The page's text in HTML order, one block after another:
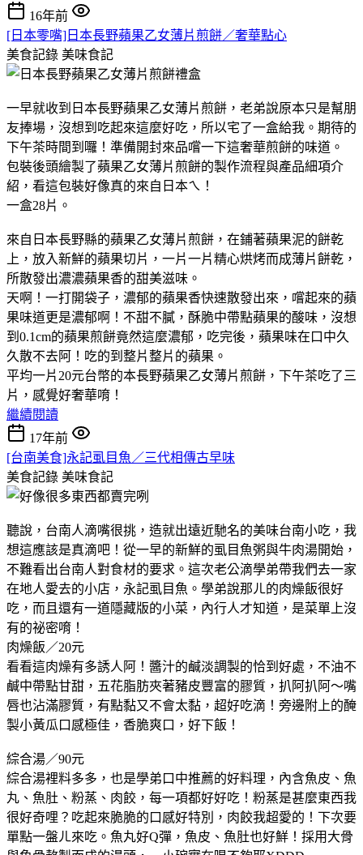
16年前
[日本零嘴]日本長野蘋果乙女薄片煎餅／奢華點心
美食記錄 美味食記
一早就收到日本長野蘋果乙女薄片煎餅，老弟說原本只是幫朋
友捧場，沒想到吃起來這麼好吃，所以宅了一盒給我。期待的
下午茶時間到囉！準備開封來品嚐一下這奢華煎餅的味道。
包裝後頭繪製了蘋果乙女薄片煎餅的製作流程與產品細項介
紹，看這包裝好像真的來自日本ㄟ！
一盒28片。
來自日本長野縣的蘋果乙女薄片煎餅，在鋪著蘋果泥的餅乾
上，放入新鮮的蘋果切片，一片一片精心烘烤而成薄片餅乾，
所散發出濃濃蘋果香的甜美滋味。
天啊！一打開袋子，濃郁的蘋果香快速散發出來，嚐起來的蘋
果味道更是濃郁啊！不甜不膩，酥脆中帶點蘋果的酸味，沒想
到0.1cm的蘋果煎餅竟然這麼濃郁，吃完後，蘋果味在口中久
久散不去阿！吃的到整片整片的蘋果。
平均一片20元台幣的本長野蘋果乙女薄片煎餅，下午茶吃了三
片，感覺好奢華唷！
繼續閱讀
17年前
[台南美食]永記虱目魚／三代相傳古早味
美食記錄 美味食記
聽說，台南人滴嘴很挑，造就出遠近馳名的美味台南小吃，我
想這應該是真滴吧！從一早的新鮮的虱目魚粥與牛肉湯開始，
不難看出台南人對食材的要求。這次老公滴學弟帶我們去一家
在地人愛去的小店，永記虱目魚。學弟說那ㄦ的肉燥飯很好
吃，而且還有一道隱藏版的小菜，內行人才知道，是菜單上沒
有的祕密唷！
肉燥飯／20元
看看這肉燥有多誘人阿！醬汁的鹹淡調製的恰到好處，不油不
鹹中帶點甘甜，五花脂肪夾著豬皮豐富的膠質，扒阿扒阿～嘴
唇也沾滿膠質，有點黏又不會太黏，超好吃滴！旁邊附上的醃
製小黃瓜口感極佳，香脆爽口，好下飯！
綜合湯／90元
綜合湯裡料多多，也是學弟口中推薦的好料理，內含魚皮、魚
丸、魚肚、粉蒸、肉餃，每一項都好好吃！粉蒸是甚麼東西我
很好奇哩？吃起來脆脆的口感好特別，肉餃我超愛的！下次要
單點一盤ㄦ來吃。魚丸好Q彈，魚皮、魚肚也好鮮！採用大骨